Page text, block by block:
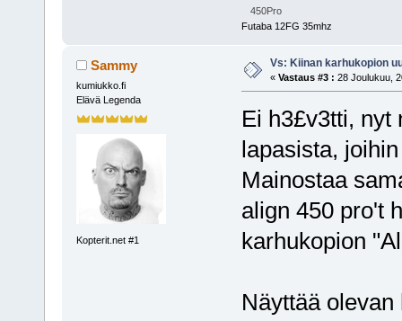
450Pro
Futaba 12FG 35mhz
Sammy
kumiukko.fi
Elävä Legenda
Kopterit.net #1
Vs: Kiinan karhukopion
« Vastaus #3 : 28 Joulukuu,
Ei h3£v3tti, nyt
lapasista,
Mainostaa
align 450 pro't
karhukopion
Näyttää